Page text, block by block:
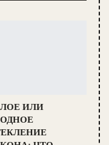
ИЛИ